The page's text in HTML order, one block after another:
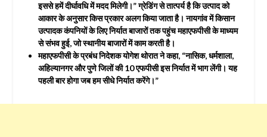
इससे हमें दीर्घावधि में मदद मिलेगी।” ग्रेडिंग से तात्पर्य है कि उत्पाद को
आकार के अनुसार किस प्रकार अलग किया जाता है। नायगांव में किसान
उत्पादक कंपनियों के लिए निर्यात बाजारों तक पहुंच महाएफपीसी के माध्यम
से संभव हुई, जो स्थानीय बाजारों में काम करती है।
महाएफपीसी के प्रबंध निदेशक योगेश थोरात ने कहा, “नासिक, धर्मशाला,
अहिल्यानगर और पुणे जिलों की 10 एफपीसी इस निर्यात में भाग लेंगी। यह
पहली बार होगा जब हम सीधे निर्यात करेंगे।”